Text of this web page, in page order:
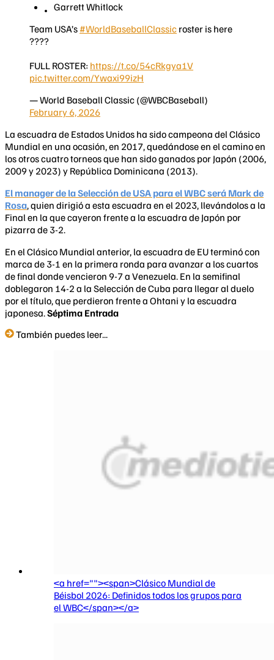
Garrett Whitlock
Team USA’s #WorldBaseballClassic roster is here
????
FULL ROSTER: https://t.co/54cRkgya1V
pic.twitter.com/Ywaxi99izH
— World Baseball Classic (@WBCBaseball)
February 6, 2026
La escuadra de Estados Unidos ha sido campeona del Clásico
Mundial en una ocasión, en 2017, quedándose en el camino en
los otros cuatro torneos que han sido ganados por Japón (2006,
2009 y 2023) y República Dominicana (2013).
El manager de la Selección de USA para el WBC será Mark de
Rosa, quien dirigió a esta escuadra en el 2023, llevándolos a la
Final en la que cayeron frente a la escuadra de Japón por
pizarra de 3-2.
En el Clásico Mundial anterior, la escuadra de EU terminó con
marca de 3-1 en la primera ronda para avanzar a los cuartos
de final donde vencieron 9-7 a Venezuela. En la semifinal
doblegaron 14-2 a la Selección de Cuba para llegar al duelo
por el título, que perdieron frente a Ohtani y la escuadra
japonesa.Séptima Entrada
También puedes leer...
<a href=""><span>Clásico Mundial de
Béisbol 2026: Definidos todos los grupos para
el WBC</span></a>